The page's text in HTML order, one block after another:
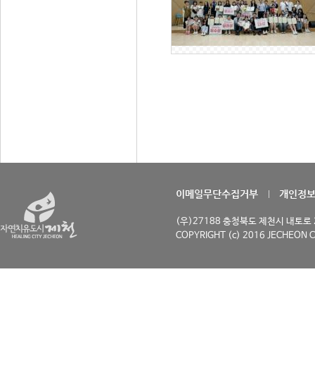
이메일무단수집거부 개인정
(우)27188 충청북도 제천시 내토
COPYRIGHT (c) 2016 JECHEON